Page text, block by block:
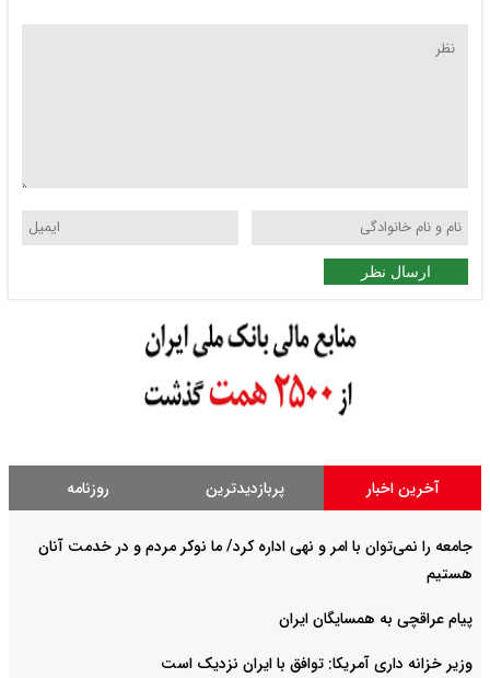
ارسال نظر
آخرین اخبار پربازدیدترین روزنامه
جامعه را نمی‌توان با امر و نهی اداره کرد/ ما نوکر مردم و در خدمت آنان
هستیم
پیام عراقچی به همسایگان ایران
وزیر خزانه داری آمریکا: توافق با ایران نزدیک است